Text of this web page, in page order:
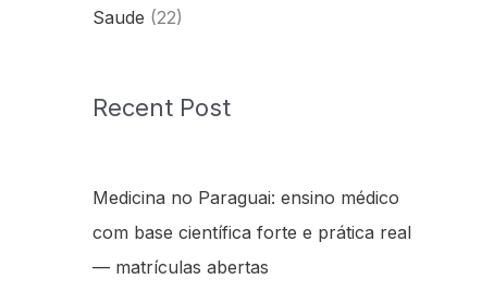
Saude (22)
Recent Post
Medicina no Paraguai: ensino médico
com base científica forte e prática real
— matrículas abertas